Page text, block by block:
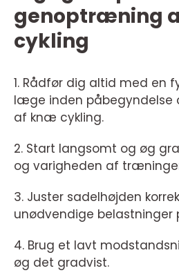
genoptræning
cykling
1. Rådfør dig altid med en
læge inden
af knæ cykling.
2. Start langsomt og øg
og varigheden af
3. Juster sadelhøjden
unødvendige
4. Brug et lavt
øg det gradvist.